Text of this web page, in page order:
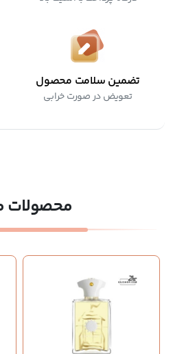
تضمین سلامت محصول
تعویض در صورت خرابی
محصولات